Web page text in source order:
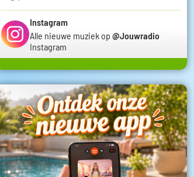
Instagram
Alle nieuwe muziek op @Jouwradio
Instagram